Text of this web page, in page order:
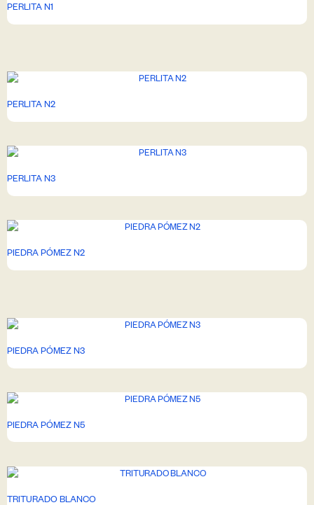
PERLITA N1
PERLITA N2
PERLITA N3
PIEDRA PÓMEZ N2
PIEDRA PÓMEZ N3
PIEDRA PÓMEZ N5
TRITURADO BLANCO